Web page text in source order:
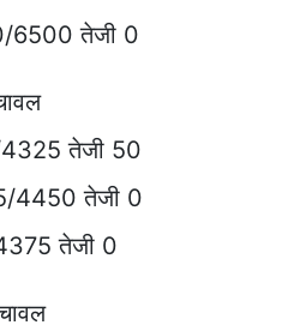
6500 तेजी 0
4325 तेजी 50
4450 तेजी 0
तेजी 0